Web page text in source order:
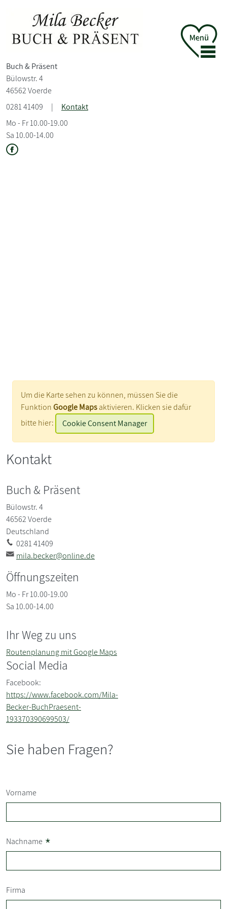
Buch &Präsent
Bülowstr. 4
46562 Voerde
0281 41409
|
Kontakt
Mo - Fr 10.00-19.00
Sa 10.00-14.00
Um die Karte sehen zu können, müssen Sie die
FunktionGoogle Mapsaktivieren. Klicken sie dafür
bitte hier:
Cookie Consent Manager
Kontakt
Buch & Präsent
Bülowstr. 4
46562Voerde
Deutschland
0281 41409
mila.becker@online.de
Öffnungszeiten
Mo - Fr 10.00-19.00
Sa 10.00-14.00
Ihr Weg zu uns
Routenplanung mit Google Maps
Social Media
Facebook:
https://www.facebook.com/Mila-
Becker-BuchPraesent-
193370390699503/
Sie haben Fragen?
Vorname
Nachname *
Firma